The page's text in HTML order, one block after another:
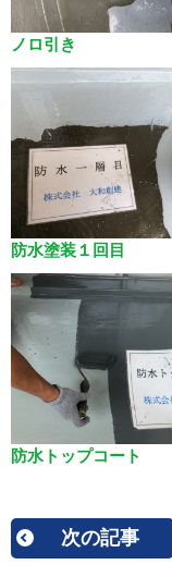
ノロ引き
防水塗装１回目
防水トップコート
次の記事